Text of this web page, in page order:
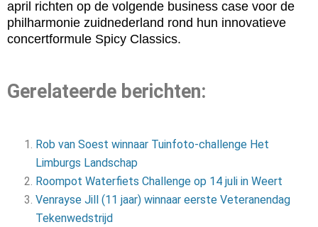
april richten op de volgende business case voor de
philharmonie zuidnederland rond hun innovatieve
concertformule Spicy Classics.
Gerelateerde berichten:
Rob van Soest winnaar Tuinfoto-challenge Het
Limburgs Landschap
Roompot Waterfiets Challenge op 14 juli in Weert
Venrayse Jill (11 jaar) winnaar eerste Veteranendag
Tekenwedstrijd